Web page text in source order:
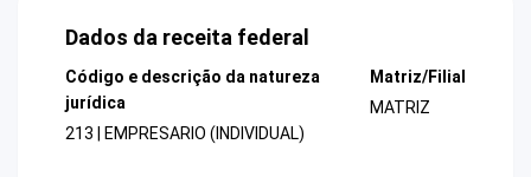
Dados da receita federal
Código e descrição da natureza
jurídica
213 | EMPRESARIO (INDIVIDUAL)
Matriz/Filial
MATRIZ